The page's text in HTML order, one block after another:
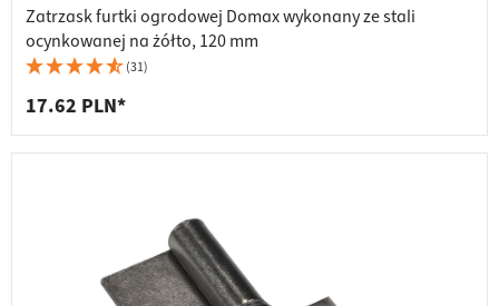
Zatrzask furtki ogrodowej Domax wykonany ze stali
ocynkowanej na żółto, 120 mm
(31)
17.62 PLN*